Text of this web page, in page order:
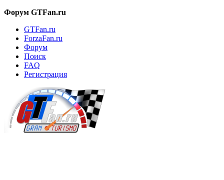
Форум GTFan.ru
GTFan.ru
ForzaFan.ru
Форум
Поиск
FAQ
Регистрация